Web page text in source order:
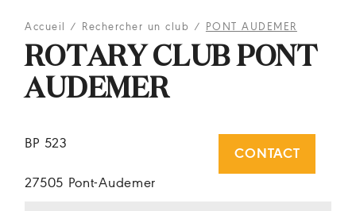
Accueil / Rechercher un club / PONT AUDEMER
ROTARY CLUB PONT
AUDEMER
BP 523
27505 Pont-Audemer
CONTACT